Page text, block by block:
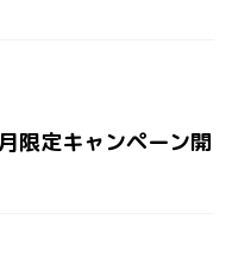
限定キャンペーン開